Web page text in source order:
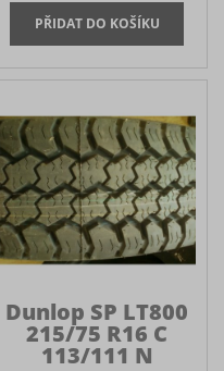
Dunlop SP LT800
215/75 R16 C
113/111 N